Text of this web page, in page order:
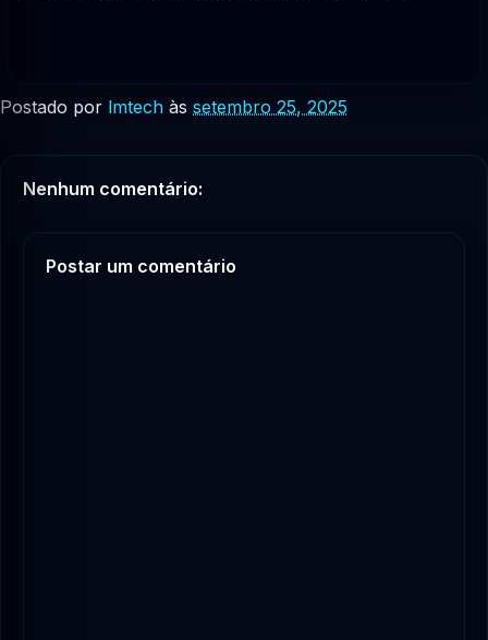
Postado por lmtech às setembro 25, 2025
Nenhum comentário:
Postar um comentário